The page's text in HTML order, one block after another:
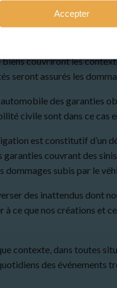
Accepter
civile ( privée ou
couvriront les
seront assurés les
des garanties
civile sont dans ce cas
est constitutif d’un
garanties couvrant des
dommages subis par le
des inattendus dont
à ce que nos créations et
contexte, dans toutes
des événements